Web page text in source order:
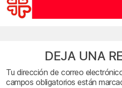
DEJA UNA
Tu dirección de correo
campos obligatorios están